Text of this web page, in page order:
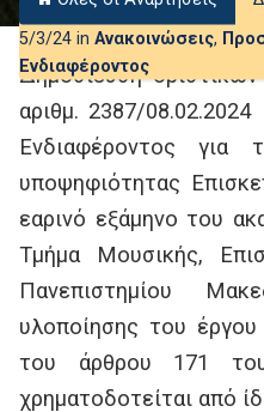
5/3/24 in Ανακοινώσεις,
Ενδιαφέροντος
Δημοσίευση
αριθμ. 2387/
Ενδιαφέροντος για
υποψηφιότητας
εαρινό εξάμηνο του
Τμήμα Μουσικής,
Πανεπιστημίου
υλοποίησης του
του άρθρου 171
χρηματοδοτείται από